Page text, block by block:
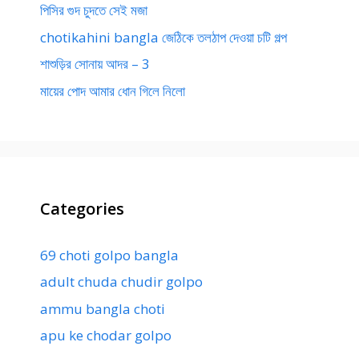
পিসির গুদ চুদতে সেই মজা
chotikahini bangla জেঠিকে তলঠাপ দেওয়া চটি গল্প
শাশুড়ির সোনায় আদর – 3
মায়ের পোদ আমার ধোন গিলে নিলো
Categories
69 choti golpo bangla
adult chuda chudir golpo
ammu bangla choti
apu ke chodar golpo